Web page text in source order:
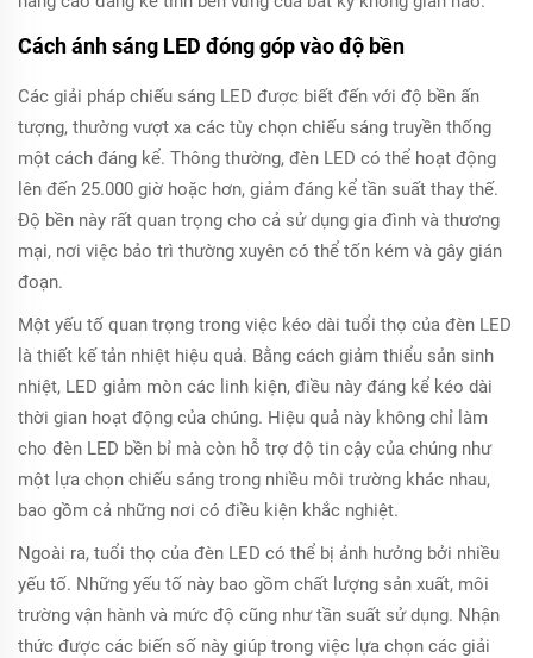
Cách ánh sáng LED đóng góp vào độ bền
Các giải pháp chiếu sáng LED được biết đến với độ bền ấn
tượng, thường vượt xa các tùy chọn chiếu sáng truyền thống
một cách đáng kể. Thông thường, đèn LED có thể hoạt động
lên đến 25.000 giờ hoặc hơn, giảm đáng kể tần suất thay thế.
Độ bền này rất quan trọng cho cả sử dụng gia đình và thương
mại, nơi việc bảo trì thường xuyên có thể tốn kém và gây gián
đoạn.
Một yếu tố quan trọng trong việc kéo dài tuổi thọ của đèn LED
là thiết kế tản nhiệt hiệu quả. Bằng cách giảm thiểu sản sinh
nhiệt, LED giảm mòn các linh kiện, điều này đáng kể kéo dài
thời gian hoạt động của chúng. Hiệu quả này không chỉ làm
cho đèn LED bền bỉ mà còn hỗ trợ độ tin cậy của chúng như
một lựa chọn chiếu sáng trong nhiều môi trường khác nhau,
bao gồm cả những nơi có điều kiện khắc nghiệt.
Ngoài ra, tuổi thọ của đèn LED có thể bị ảnh hưởng bởi nhiều
yếu tố. Những yếu tố này bao gồm chất lượng sản xuất, môi
trường vận hành và mức độ cũng như tần suất sử dụng. Nhận
thức được các biến số này giúp trong việc lựa chọn các giải